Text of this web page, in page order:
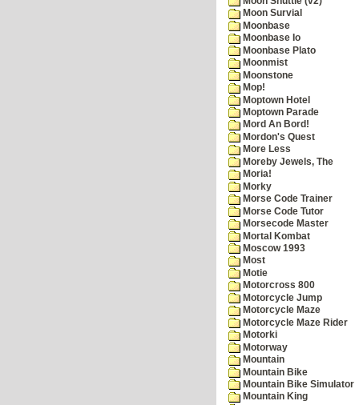
Moon Survial
Moonbase
Moonbase Io
Moonbase Plato
Moonmist
Moonstone
Mop!
Moptown Hotel
Moptown Parade
Mord An Bord!
Mordon's Quest
More Less
Moreby Jewels, The
Moria!
Morky
Morse Code Trainer
Morse Code Tutor
Morsecode Master
Mortal Kombat
Moscow 1993
Most
Motie
Motorcross 800
Motorcycle Jump
Motorcycle Maze
Motorcycle Maze Rider
Motorki
Motorway
Mountain
Mountain Bike
Mountain Bike Simulator
Mountain King